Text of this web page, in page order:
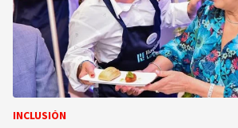
INCLUSIÓN